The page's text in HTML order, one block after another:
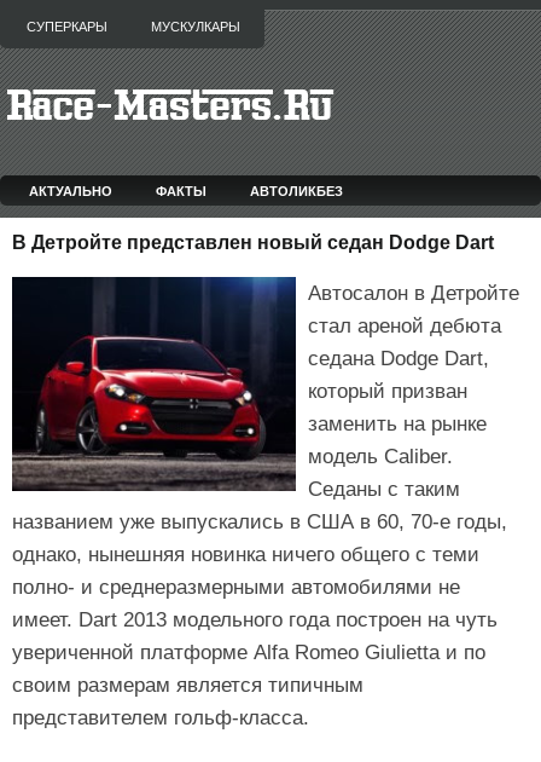
СУПЕРКАРЫ МУСКУЛКАРЫ
АКТУАЛЬНО ФАКТЫ АВТОЛИКБЕЗ
В Детройте представлен новый седан Dodge Dart
Автосалон в Детройте
стал ареной дебюта
седана Dodge Dart,
который призван
заменить на рынке
модель Caliber.
Седаны с таким
названием уже выпускались в США в 60, 70-е годы,
однако, нынешняя новинка ничего общего с теми
полно- и среднеразмерными автомобилями не
имеет. Dart 2013 модельного года построен на чуть
увериченной платформе Alfa Romeo Giulietta и по
своим размерам является типичным
представителем гольф-класса.